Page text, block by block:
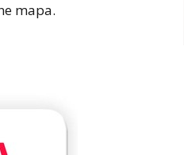
mapa.